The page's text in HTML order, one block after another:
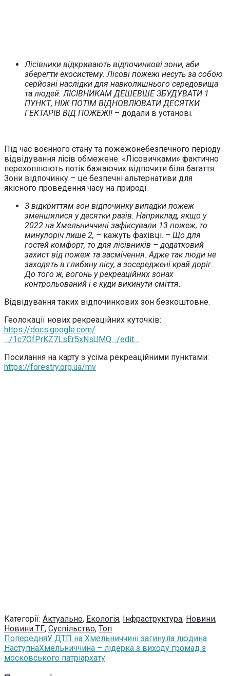
Лісівники відкривають відпочинкові зони, аби
зберегти екосистему. Лісові пожежі несуть за собою
серйозні наслідки для навколишнього середовища
та людей. ЛІСІВНИКАМ ДЕШЕВШЕ ЗБУДУВАТИ 1
ПУНКТ, НІЖ ПОТІМ ВІДНОВЛЮВАТИ ДЕСЯТКИ
ГЕКТАРІВ ВІД ПОЖЕЖІ! – додали в установі.
Під час воєнного стану та пожежонебезпечного періоду
відвідування лісів обмежене. «Лісовичками» фактично
перехоплюють потік бажаючих відпочити біля багаття.
Зони відпочинку – це безпечні альтернативи для
якісного проведення часу на природі.
З відкриттям зон відпочинку випадки пожеж
зменшилися у десятки разів. Наприклад, якщо у
2022 на Хмельниччині зафіксували 13 пожеж, то
минулоріч лише 2, – кажуть фахівці. – Що для
гостей комфорт, то для лісівників – додатковий
захист від пожеж та засмічення. Адже так люди не
заходять в глибину лісу, а зосереджені край доріг.
До того ж, вогонь у рекреаційних зонах
контрольований і є куди викинути сміття.
Відвідування таких відпочинкових зон безкоштовне.
Геолокації нових рекреаційних куточків:
https://docs.google.com/
…/1c7OfPrKZ7LsEr5xNsUMQ…/edit…
Посилання на карту з усіма рекреаційними пунктами:
https://forestry.org.ua/mv
Категорії: Актуально, Екологія, Інфраструктура, Новини,
Новини ТГ, Суспільство, Топ
ПопередняУ ДТП на Хмельниччині загинула людина
НаступнаХмельниччина – лідерка з виходу громад з
московського патріархату